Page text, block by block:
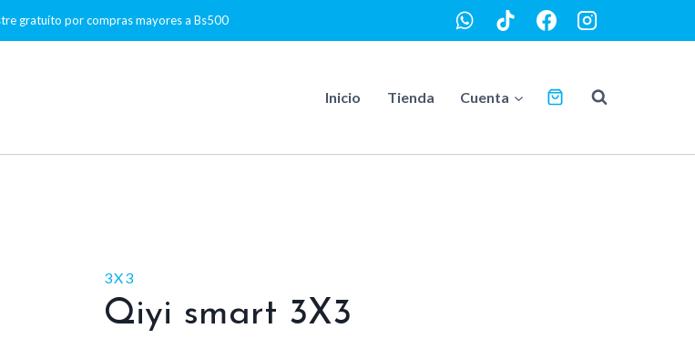
gratuíto por compras mayores a Bs500
Inicio Tienda Cuenta
3X3
Qiyi smart 3X3